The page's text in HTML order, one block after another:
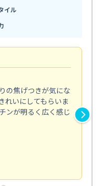
イル
の焦げつきが気にな
れいにしてもらいま
ンが明るく広く感じ